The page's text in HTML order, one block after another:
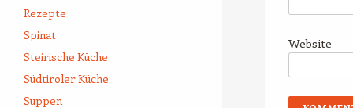
Website
Rezepte
Spinat
Steirische Küche
Südtiroler Küche
Suppen